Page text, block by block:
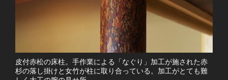
皮付赤松の床柱。手作業による「なぐり」加工が施された赤
杉の落し掛けと女竹が柱に取り合っている。加工がとても難